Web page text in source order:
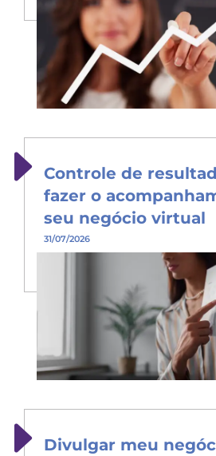
Controle de
fazer o
seu negócio virtual
31/07/2026
Divulgar meu